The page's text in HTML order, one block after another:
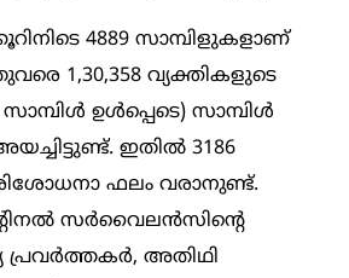
4889 സാമ്പിളുകളാണ്
1,30,358 വ്യക്തികളുടെ
ഉള്‍പ്പെടെ) സാമ്പിള്‍
ഇതില്‍ 3186
ഫലം വരാനുണ്ട്.
സര്‍വൈലന്‍സിന്റെ
പ്രവര്‍ത്തകര്‍, അതിഥി